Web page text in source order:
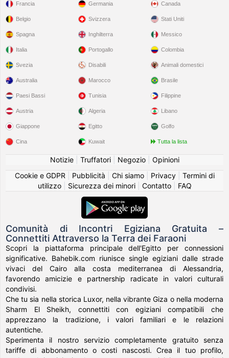
Francia
Belgio
Spagna
Italia
Svezia
Germania
Svizzera
Inghilterra
Portogallo
Disabili
Canada
Stati Uniti
Messico
Colombia
Animali domestici
Australia
Paesi Bassi
Austria
Giappone
Cina
Marocco
Tunisia
Algeria
Egitto
Kuwait
Brasile
Filippine
Libano
Golfo
Tutta la lista
Notizie| Truffatori| Negozio| Opinioni
Cookie e GDPR
Pubblicità Chi siamo| Privacy| Termini di
utilizzo| Sicurezza dei minori| Contatto| FAQ
Comunità di Incontri Egiziana Gratuita –
Connettiti Attraverso la Terra dei Faraoni
Scopri la piattaforma principale dell'Egitto per connessioni
significative. Bahebik.com riunisce single egiziani dalle strade
vivaci del Cairo alla costa mediterranea di Alessandria,
favorendo amicizie e partnership radicate in valori culturali
condivisi.
Che tu sia nella storica Luxor, nella vibrante Giza o nella moderna
Sharm El Sheikh, connettiti con egiziani compatibili che
apprezzano la tradizione, i valori familiari e le relazioni
autentiche.
Sperimenta il nostro servizio completamente gratuito senza
tariffe di abbonamento o costi nascosti. Crea il tuo profilo,